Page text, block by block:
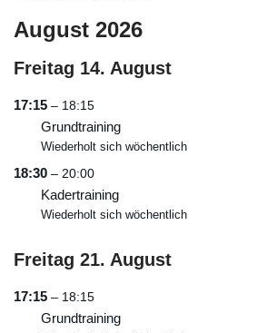
August 2026
Freitag 14. August
17:15 – 18:15
Grundtraining
Wiederholt sich wöchentlich
18:30 – 20:00
Kadertraining
Wiederholt sich wöchentlich
Freitag 21. August
17:15 – 18:15
Grundtraining